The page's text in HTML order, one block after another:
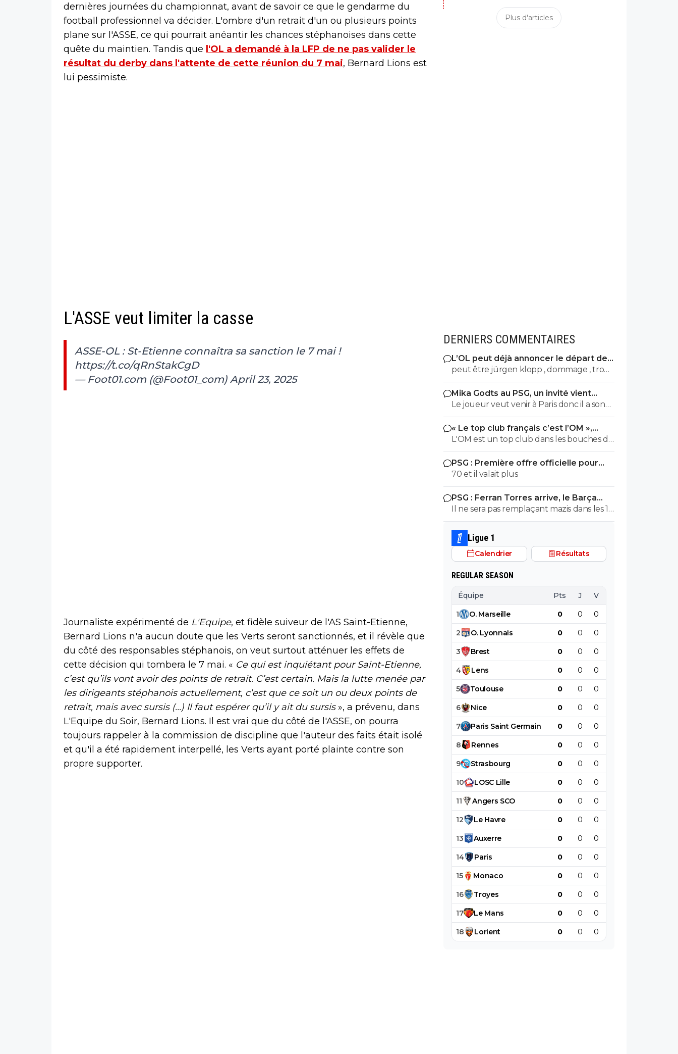
dernières journées du championnat, avant de savoir ce que le gendarme du
football professionnel va décider. L'ombre d'un retrait d'un ou plusieurs points
plane sur l'ASSE, ce qui pourrait anéantir les chances stéphanoises dans cette
quête du maintien. Tandis que l'OL a demandé à la LFP de ne pas valider le
résultat du derby dans l'attente de cette réunion du 7 mai, Bernard Lions est
lui pessimiste.
L'ASSE veut limiter la casse
ASSE-OL : St-Etienne connaîtra sa sanction le 7 mai !
https://t.co/qRnStakCgD
— Foot01.com (@Foot01_com) April 23, 2025
Journaliste expérimenté de L'Equipe, et fidèle suiveur de l'AS Saint-Etienne,
Bernard Lions n'a aucun doute que les Verts seront sanctionnés, et il révèle que
du côté des responsables stéphanois, on veut surtout atténuer les effets de
cette décision qui tombera le 7 mai. « Ce qui est inquiétant pour Saint-Etienne,
c’est qu’ils vont avoir des points de retrait. C’est certain. Mais la lutte menée par
les dirigeants stéphanois actuellement, c’est que ce soit un ou deux points de
retrait, mais avec sursis (...) Il faut espérer qu’il y ait du sursis », a prévenu, dans
L'Equipe du Soir, Bernard Lions. Il est vrai que du côté de l'ASSE, on pourra
toujours rappeler à la commission de discipline que l'auteur des faits était isolé
et qu'il a été rapidement interpellé, les Verts ayant porté plainte contre son
propre supporter.
Plus d'articles
DERNIERS COMMENTAIRES
L’OL peut déjà annoncer le départ de
Fonseca
peut être jürgen klopp , dommage , trop
cher !
Mika Godts au PSG, un invité vient
pourrir la situation
Le joueur veut venir à Paris donc il a son
mot à dire
« Le top club français c’est l’OM »,
Adidas bouscule le PSG
L'OM est un top club dans les bouches du
Thone.Ils pourrait gagner la coupe
departementale en 2026
PSG : Première offre officielle pour
Barcola, elle est choquante
70 et il valait plus
PSG : Ferran Torres arrive, le Barça
s'avoue vaincu
Il ne sera pas remplaçant mazis dans les 16
joueurs pouvant demarrer un match en
fonction de la tactique de L.E
Ligue 1
Calendrier Résultats
REGULAR SEASON
Équipe Pts J V
1 O. Marseille 0 0 0
2 O. Lyonnais 0 0 0
3 Brest 0 0 0
4 Lens 0 0 0
5 Toulouse 0 0 0
6 Nice 0 0 0
7 Paris Saint Germain 0 0 0
8 Rennes 0 0 0
9 Strasbourg 0 0 0
10 LOSC Lille 0 0 0
11 Angers SCO 0 0 0
12 Le Havre 0 0 0
13 Auxerre 0 0 0
14 Paris 0 0 0
15 Monaco 0 0 0
16 Troyes 0 0 0
17 Le Mans 0 0 0
18 Lorient 0 0 0